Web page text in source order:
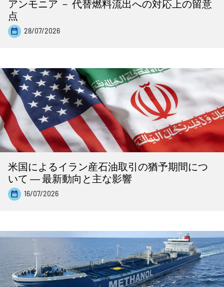
アンモニア － 代替燃料流出への対応上の留意
点
28/07/2026
米国によるイラン産石油取引の猶予期間につ
いて ― 最新動向と主な影響
16/07/2026